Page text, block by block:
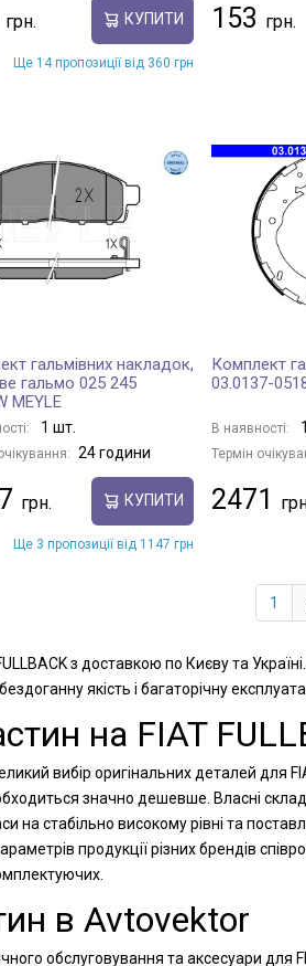
КУПИТИ
Ще 14 пропозиції від 360 грн
153
гальмівних накладок,
гальмо 025 245
MEYLE
1 шт.
24 години
КУПИТИ
Ще 3 пропозиції від 1147 грн
Комплект
03.0137-
В наявності:
Термін
2471
1
з доставкою по Києву та
якість і багаторічну
на FIAT
вибір оригінальних деталей для
значно дешевше. Власні
на стабільно високому рівні та
продукції різних брендів
в Avtovektor
обслуговування та аксесуари для